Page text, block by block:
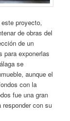
proyecto,
de obras del
de un
para exponerlas
se
aunque el
con la
fue una gran
responder con su